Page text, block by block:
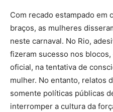
Com recado estampado em
braços, as mulheres
neste carnaval. No Rio,
fizeram sucesso nos
oficial, na tentativa de
mulher. No entanto, relatos
somente políticas públicas
interromper a cultura da